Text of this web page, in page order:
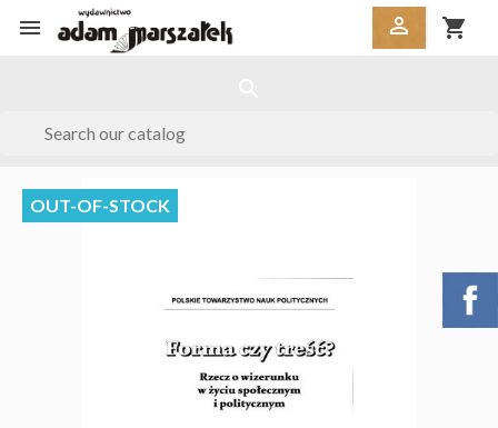
 shopping_cart

OUT-OF-STOCK